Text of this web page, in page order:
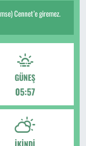
Cennet’e giremez.
GÜNEŞ
05:57